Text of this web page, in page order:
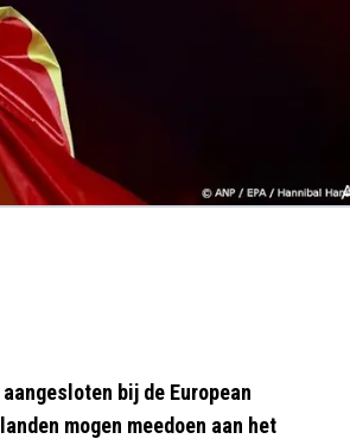
bij de European
mogen meedoen aan het